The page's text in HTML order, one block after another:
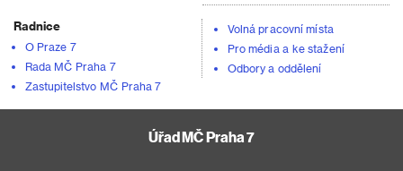
Radnice
O Praze 7
Rada MČ Praha 7
Zastupitelstvo MČ Praha 7
Volná pracovní místa
Pro média a ke stažení
Odbory a oddělení
Úřad MČ Praha 7